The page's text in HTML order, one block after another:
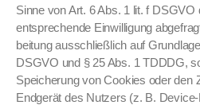
Sinne von Art. 6 Abs. 1 lit. f DSGVO
entsprechende Ein­willi­gung
beitung auss­chließlich auf
DSGVO und § 25 Abs. 1 TDDDG,
Spe­icherung von Cook­ies oder den
Endgerät des Nutzers (z. B.